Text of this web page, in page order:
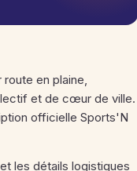
en plaine,
et de cœur de ville.
officielle Sports'N
les détails logistiques